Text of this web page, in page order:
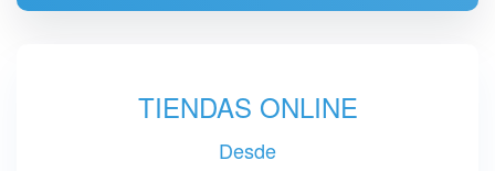
TIENDAS ONLINE
Desde